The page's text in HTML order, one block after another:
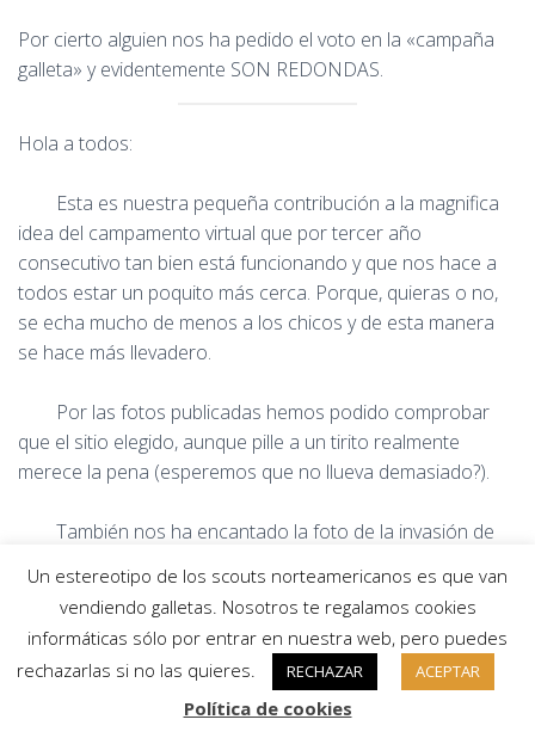
Por cierto alguien nos ha pedido el voto en la «campaña
galleta» y evidentemente SON REDONDAS.
Hola a todos:
Esta es nuestra pequeña contribución a la magnifica
idea del campamento virtual que por tercer año
consecutivo tan bien está funcionando y que nos hace a
todos estar un poquito más cerca. Porque, quieras o no,
se echa mucho de menos a los chicos y de esta manera
se hace más llevadero.
Por las fotos publicadas hemos podido comprobar
que el sitio elegido, aunque pille a un tirito realmente
merece la pena (esperemos que no llueva demasiado?).
También nos ha encantado la foto de la invasión de
es no poder ver la cara de perplejidad de algún conductor
cuando llegase a aparcar?
Bueno, quedan solo cuatro días para que podamos ir
por allí, pero creo que se nos van a hacer largos. Será
Un estereotipo de los scouts norteamericanos es que van
vendiendo galletas. Nosotros te regalamos cookies
informáticas sólo por entrar en nuestra web, pero puedes
rechazarlas si no las quieres.
RECHAZAR ACEPTAR
Política de cookies